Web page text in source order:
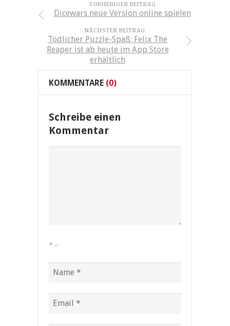
VORHERIGER BEITRAG
Dicewars neue Version online spielen
NÄCHSTER BEITRAG
Tödlicher Puzzle-Spaß: Felix The
Reaper ist ab heute im App Store
erhältlich
KOMMENTARE (0)
Schreibe einen
Kommentar
* =